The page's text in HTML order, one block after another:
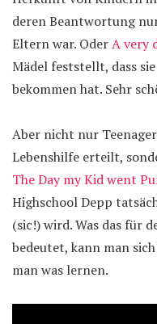
deren Beantwortung
Eltern war. OderA very
Mädel feststellt, dass
bekommen hat. Sehr
Aber nicht nur
Lebenshilfe erteilt,
The Day my Kid went
Highschool Depp
(sic!) wird. Was das für
bedeutet, kann man
man was lernen.